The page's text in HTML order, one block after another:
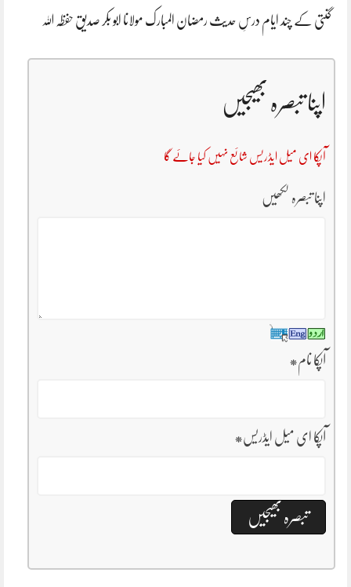
گنتی کے چند ایام درسِ حدیث رمضان المبارک مولانا ابو بکر صدیق حفظہ اللہ
اپنا تبصرہ بھیجیں
آپکا ای میل ایڈریس شائع نہیں کیا جائے گا
اپنا تبصرہ لکھیں
آپکا نام*
آپکا ای میل ایڈریس*